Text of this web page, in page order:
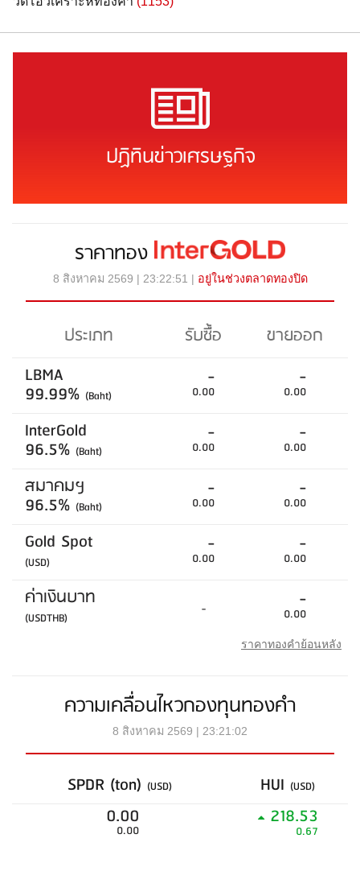
ปฏิทินข่าวเศรษฐกิจ
ราคาทอง
8 สิงหาคม 2569 | 23:22:51 | อยู่ในช่วงตลาดทองปิด
ประเภท รับซื้อ
ขายออก
LBMA
99.99% (Baht)
-
0.00
-
0.00
InterGold
96.5% (Baht)
-
0.00
-
0.00
สมาคมฯ
96.5% (Baht)
-
0.00
-
0.00
Gold Spot
(USD)
-
0.00
-
0.00
ค่าเงินบาท
(USDTHB) - -
0.00
ราคาทองคำย้อนหลัง
ความเคลื่อนไหวกองทุนทองคำ
8 สิงหาคม 2569 | 23:21:02
SPDR (ton) (USD) HUI (USD)
0.00
0.00
218.53
0.67